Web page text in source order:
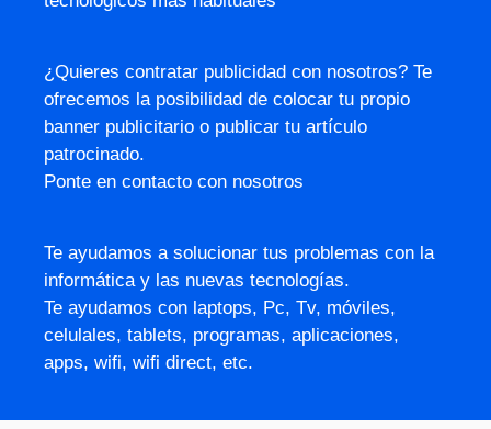
¿Quieres contratar publicidad con nosotros? Te
ofrecemos la posibilidad de colocar tu propio
banner publicitario o publicar tu artículo
patrocinado.
Ponte en contacto con nosotros
Te ayudamos a solucionar tus problemas con la
informática y las nuevas tecnologías.
Te ayudamos con laptops, Pc, Tv, móviles,
celulales, tablets, programas, aplicaciones,
apps, wifi, wifi direct, etc.